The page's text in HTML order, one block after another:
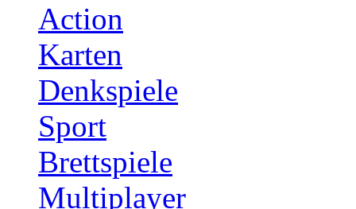
Action
Karten
Denkspiele
Sport
Brettspiele
Multiplayer